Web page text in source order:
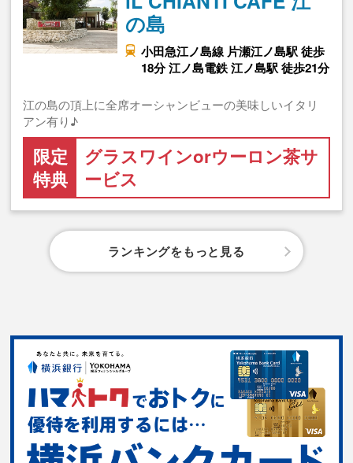
の島
小田急江ノ島線 片瀬江ノ島駅 徒歩
18分 江ノ島電鉄 江ノ島駅 徒歩21分
江の島の頂上に全席オーシャンビューの美味しいイタリ
アン有り♪
限定
特典
グラスワインorウーロン茶サ
ービス
ランキングをもっと見る